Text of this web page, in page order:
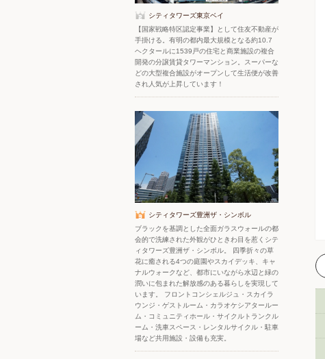
シティタワーズ東京ベイ
【国家戦略特区認定事業】として住友不動産が
手掛ける。有明の都内最大規模となる約10.7
ヘクタールに1539戸の住宅と商業施設の複合
開発の分譲賃貸タワーマンション。スーパーな
どの大型複合施設がオープンして生活便が改善
され人気が上昇しています！
シティタワーズ豊洲ザ・シンボル
ブラックを基調とした全面ガラスウォールの都
会的で洗練された外観がひときわ目を惹くシテ
ィタワーズ豊洲ザ・シンボル。 四季折々の草
花に癒される4つの庭園やスカイデッキ、キャ
ナルウォークなど、都市にいながら水辺と緑の
潤いに包まれた解放感のある暮らしを実現して
います。 フロントコンシェルジュ・スカイラ
ウンジ・ゲストルーム・カラオケシアタールー
ム・コミュニティホール・サイクルトランクル
ーム・洗車スペース・レンタルサイクル・駐車
場など共用施設・設備も充実。